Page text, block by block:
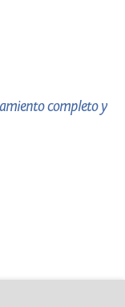
completo y